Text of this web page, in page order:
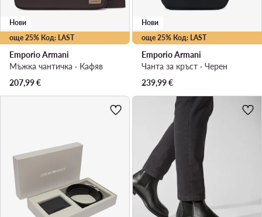
още 25% Код: LAST
Нови
Emporio Armani
Мъжка чантичка · Кафяв
207,99€
още 25% Код: LAST
Нови
Emporio Armani
Чанта за кръст · Черен
239,99€